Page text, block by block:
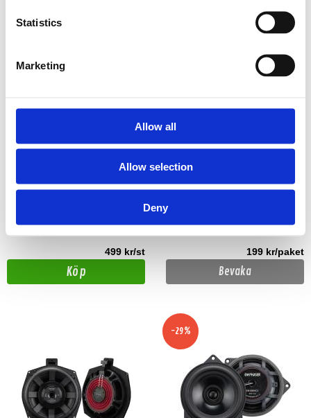
Statistics
Marketing
Allow all
Allow selection
Deny
Emphaser ESP-RS25
15m Tvinnad 2,5mm2 OFC högtalarkabel
499 kr/st
Köp
Halkfria hörn av robust plast för att fästa
199 kr/paket
Bevaka
-29%